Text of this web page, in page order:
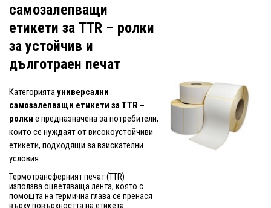
самозалепващи
етикети за TTR – ролки
за устойчив и
дълготраен печат
Категориятауниверсални
самозалепващи етикети за TTR –
ролки е предназначена за потребители,
които се нуждаят от високоустойчиви
етикети, подходящи за взискателни
условия.
Термотрансферният печат (TTR)
използва оцветяваща лента, която с
помощта на термична глава се пренася
върху повърхността на етикета.